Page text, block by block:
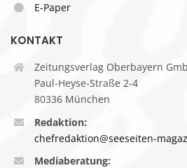
E-Paper
KONTAKT
Zeitungsverlag Oberbayern
Paul-Heyse-Straße 2-4
80336 München
Redaktion:
chefredaktion@seeseiten-
Mediaberatung: